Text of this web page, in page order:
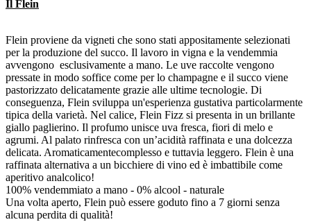
Il Flein
Flein proviene da vigneti che sono stati appositamente selezionati
per la produzione del succo. Il lavoro in vigna e la vendemmia
avvengono esclusivamente a mano. Le uve raccolte vengono
pressate in modo soffice come per lo champagne e il succo viene
pastorizzato delicatamente grazie alle ultime tecnologie. Di
conseguenza, Flein sviluppa un'esperienza gustativa particolarmente
tipica della varietà. Nel calice, Flein Fizz si presenta in un brillante
giallo paglierino. Il profumo unisce uva fresca, fiori di melo e
agrumi. Al palato rinfresca con un’acidità raffinata e una dolcezza
delicata. Aromaticamentecomplesso e tuttavia leggero. Flein è una
raffinata alternativa a un bicchiere di vino ed è imbattibile come
aperitivo analcolico!
100% vendemmiato a mano - 0% alcool - naturale
Una volta aperto, Flein può essere goduto fino a 7 giorni senza
alcuna perdita di qualità!